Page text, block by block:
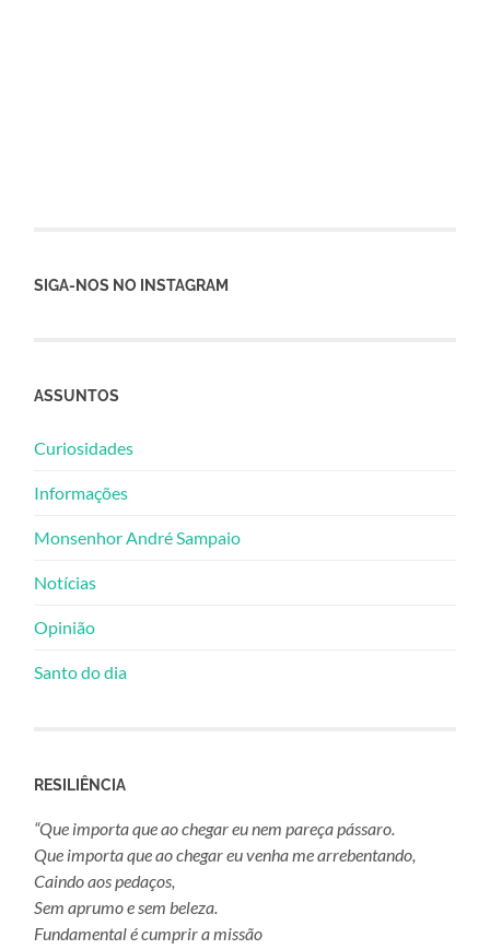
SIGA-NOS NO INSTAGRAM
ASSUNTOS
Curiosidades
Informações
Monsenhor André Sampaio
Notícias
Opinião
Santo do dia
RESILIÊNCIA
“Que importa que ao chegar eu nem pareça pássaro.
Que importa que ao chegar eu venha me arrebentando,
Caindo aos pedaços,
Sem aprumo e sem beleza.
Fundamental é cumprir a missão